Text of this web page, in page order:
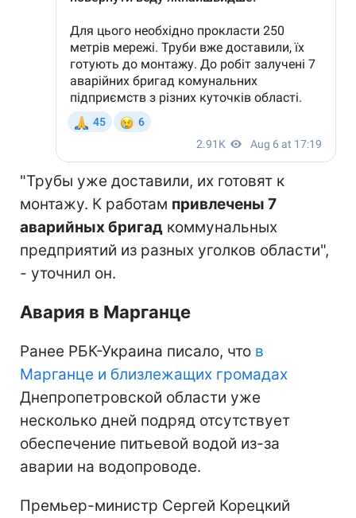
"Трубы уже доставили, их готовят к
монтажу. К работам привлечены 7
аварийных бригад коммунальных
предприятий из разных уголков области",
- уточнил он.
Авария в Марганце
Ранее РБК-Украина писало, что в
Марганце и близлежащих громадах
Днепропетровской области уже
несколько дней подряд отсутствует
обеспечение питьевой водой из-за
аварии на водопроводе.
Премьер-министр Сергей Корецкий